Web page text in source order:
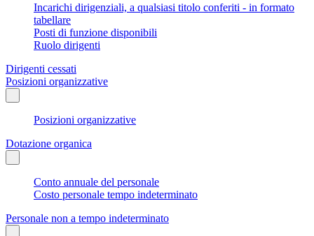
Incarichi dirigenziali, a qualsiasi titolo conferiti - in formato
tabellare
Posti di funzione disponibili
Ruolo dirigenti
Dirigenti cessati
Posizioni organizzative
Posizioni organizzative
Dotazione organica
Conto annuale del personale
Costo personale tempo indeterminato
Personale non a tempo indeterminato